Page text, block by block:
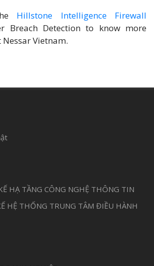
Hillstone Intelligence Firewall
Breach Detection to know more
Vietnam.
HẠ TẦNG CÔNG NGHỆ THÔNG TIN
HỆ THỐNG TRUNG TÂM ĐIỀU HÀNH